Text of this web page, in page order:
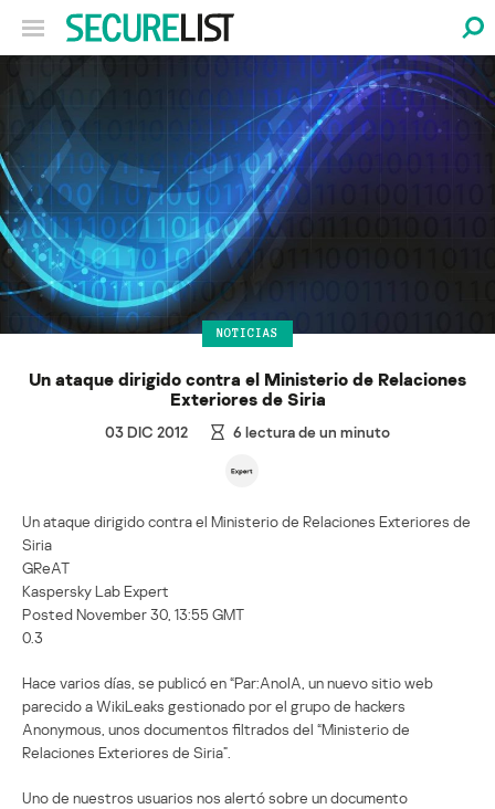
NOTICIAS
Un ataque dirigido contra el Ministerio de Relaciones
Exteriores de Siria
03 DIC 2012 6 lectura de un minuto
Un ataque dirigido contra el Ministerio de Relaciones Exteriores de
Siria
GReAT
Kaspersky Lab Expert
Posted November 30, 13:55 GMT
0.3
Hace varios días, se publicó en “Par:AnoIA, un nuevo sitio web
parecido a WikiLeaks gestionado por el grupo de hackers
Anonymous, unos documentos filtrados del “Ministerio de
Relaciones Exteriores de Siria”.
Uno de nuestros usuarios nos alertó sobre un documento